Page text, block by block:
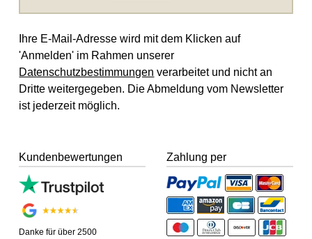
Ihre E-Mail-Adresse wird mit dem Klicken auf
'Anmelden' im Rahmen unserer
Datenschutzbestimmungen verarbeitet und nicht an
Dritte weitergegeben. Die Abmeldung vom Newsletter
ist jederzeit möglich.
Kundenbewertungen
Danke für über 2500
Zahlung per